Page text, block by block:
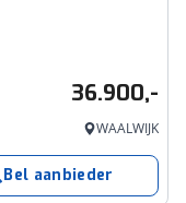
36.900,-
WAALWIJK
Bel aanbieder